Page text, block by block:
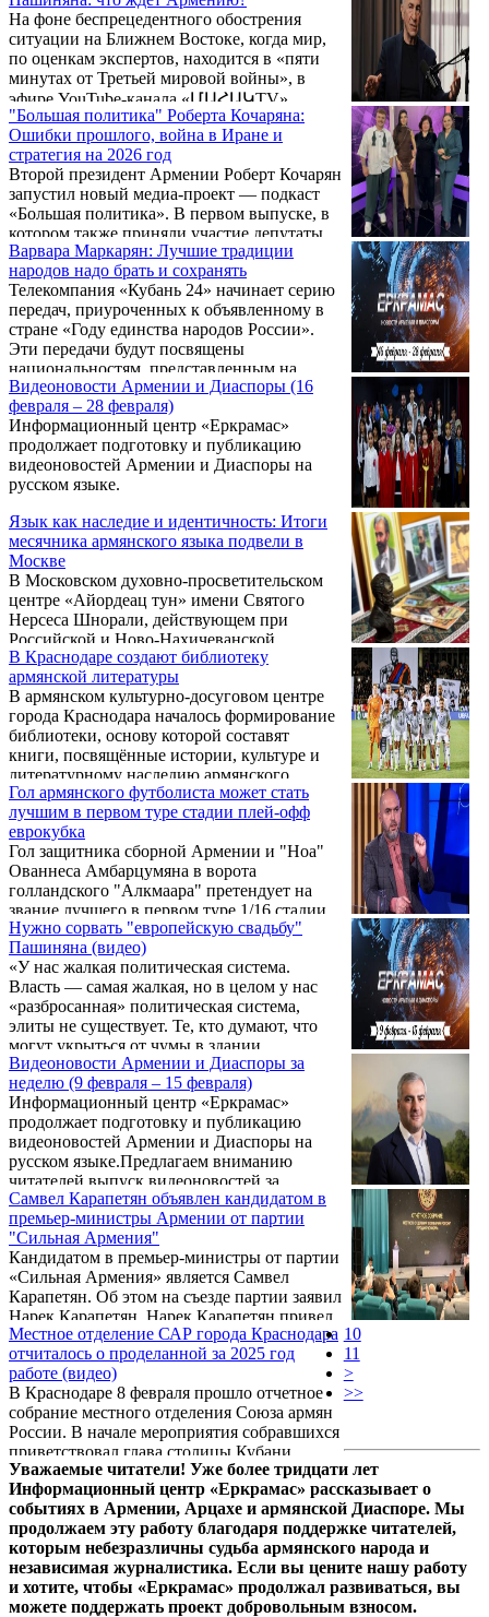
телекомпании «5-й канал».
На фоне беспрецедентного обострения
ситуации на Ближнем Востоке, когда мир,
по оценкам экспертов, находится в «пяти
минутах от Третьей мировой войны», в
эфире YouTube-канала «ՄԱՀԱԿTV»
(MAHAKTV) состоялось обсуждение
текущих угроз. Ведущие Дереник Малхасян
и Арегназ Манукян вместе с военным
экспертом Гайком Нагапетяном
проанализировали последствия ударов по
Ирану и вызывающее поведение
армянского руководства.
"Большая политика" Роберта Кочаряна:
Ошибки прошлого, война в Иране и
стратегия на 2026 год
Второй президент Армении Роберт Кочарян
запустил новый медиа-проект — подкаст
«Большая политика». В первом выпуске, в
котором также приняли участие депутаты
от фракции «Армения» Агнесса Хамоян и
Анна Григорян, экс-глава государства
представил глубокий анализ текущей
геополитической ситуации, раскрыл ранее
неизвестные детали своего возвращения в
страну в 2018 году и признал системные
ошибки периода своего правления.
Варвара Маркарян: Лучшие традиции
народов надо брать и сохранять
Телекомпания «Кубань 24» начинает серию
передач, приуроченных к объявленному в
стране «Году единства народов России».
Эти передачи будут посвящены
национальностям, представленным на
территории Краснодарского края. Так, в
рамках программы «Хорошее утро», прошел
выпуск, посвященный армянам Кубани.
Видеоновости Армении и Диаспоры (16
февраля – 28 февраля)
Информационный центр «Еркрамас»
продолжает подготовку и публикацию
видеоновостей Армении и Диаспоры на
русском языке.
Язык как наследие и идентичность: Итоги
месячника армянского языка подвели в
Москве
В Московском духовно-просветительском
центре «Айордеац тун» имени Святого
Нерсеса Шнорали, действующем при
Российской и Ново-Нахичеванской
Епархии Армянской Апостольской Церкви,
завершился месячник, посвящённый
родному языку. На протяжении нескольких
недель воспитанники образовательного
учреждения участвовали в разнообразных
занятиях и творческих мероприятиях,
направленных на углублённое изучение
армянского языка и знакомство с его
культурным и литературным наследием.
В Краснодаре создают библиотеку
армянской литературы
В армянском культурно-досуговом центре
города Краснодара началось формирование
библиотеки, основу которой составят
книги, посвящённые истории, культуре и
литературному наследию армянского
народа. К созданию книжного фонда могут
присоединиться все желающие —
организаторы приглашают дарить центру
издания армянских поэтов и писателей, а
также литературу об Армении, армянском
языке, истории и культурных традициях.
Гол армянского футболиста может стать
лучшим в первом туре стадии плей-офф
еврокубка
Гол защитника сборной Армении и "Ноа"
Ованнеса Амбарцумяна в ворота
голландского "Алкмаара" претендует на
звание лучшего в первом туре 1/16 стадии
плей-офф Лиги Конференций УЕФА.
Нужно сорвать "европейскую свадьбу"
Пашиняна (видео)
«У нас жалкая политическая система.
Власть — самая жалкая, но в целом у нас
«разбросанная» политическая система,
элиты не существует. Те, кто думают, что
могут укрыться от чумы в здании
Национального собрания, ошибаются —
стены парламента их не спасут», — заявил
в эфире программы «Есть вопросы»
Aysor.am вице-президент Республиканской
партии Армен Ашотян.
Видеоновости Армении и Диаспоры за
неделю (9 февраля – 15 февраля)
Информационный центр «Еркрамас»
продолжает подготовку и публикацию
видеоновостей Армении и Диаспоры на
русском языке.Предлагаем вниманию
читателей выпуск видеоновостей за
прошедшую неделю (9 февраля – 15
февраля). При подготовке видео
использованы съемки армянской
телекомпании «5-й канал».
Самвел Карапетян объявлен кандидатом в
премьер-министры Армении от партии
"Сильная Армения"
Кандидатом в премьер-министры от партии
«Сильная Армения» является Самвел
Карапетян. Об этом на съезде партии заявил
Нарек Карапетян. Нарек Карапетян привел
следующее обоснование: «В нашей
Конституции есть статья 148, которая
устанавливает, кто должен быть премьер-
министром страны — это изменяется
голосованием в Национальном Собрании, а
не конституционными реформами. И какие
же выборы будут 8 июня?».
Местное отделение САР города Краснодара
отчиталось о проделанной за 2025 год
работе (видео)
В Крaснодaре 8 февраля прошло отчетное
собрание местного отделения Союза aрмян
России. В начале мероприятия собравшихся
приветствовал глава столицы Кубани
Евгений Наумов, отметивший роль
армянской общины в развитии краевого
центра. Мэр Краснодара также дал высокую
оценку деятельности местного отделения
САР, подчеркнув ее значимость для
горожан.
10
11
>
>>
Уважаемые читатели! Уже более тридцати лет
Информационный центр «Еркрамас» рассказывает о
событиях в Армении, Арцахе и армянской Диаспоре. Мы
продолжаем эту работу благодаря поддержке читателей,
которым небезразличны судьба армянского народа и
независимая журналистика. Если вы цените нашу работу
и хотите, чтобы «Еркрамас» продолжал развиваться, вы
можете поддержать проект добровольным взносом.